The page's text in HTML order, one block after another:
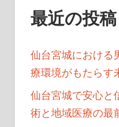
最近の投稿
仙台宮城における
療環境がもたらす
仙台宮城で安心と
術と地域医療の最